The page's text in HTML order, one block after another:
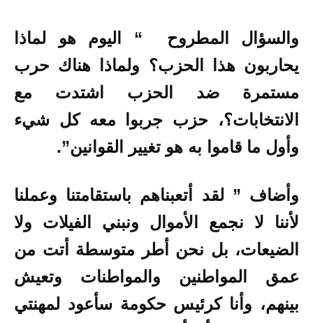
والسؤال المطروح “ اليوم هو لماذا
يحاربون هذا الحزب؟ ولماذا هناك حرب
مستمرة ضد الحزب اشتدت مع
الانتخابات؟، حزب جربوا معه كل شيء
وأول ما قاموا به هو تغيير القوانين”.
وأضاف ” لقد أتعبناهم باستقامتنا وعملنا
لأننا لا نجمع الأموال ونبني الفيلات ولا
الضيعات، بل نحن أطر متوسطة أتت من
عمق المواطنين والمواطنات وتعيش
بينهم، وأنا كرئيس حكومة سأعود لمهنتي